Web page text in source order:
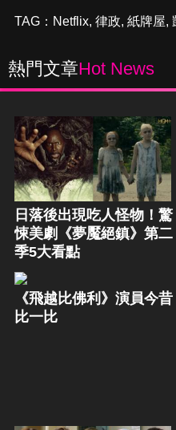
TAG： Netflix, 律政, 紙牌屋,
熱門文章Hot News
日落後出現吃人怪物！驚
悚美劇《夢魘絕鎮》第二
季5大看點
《飛越比佛利》演員今昔
比一比